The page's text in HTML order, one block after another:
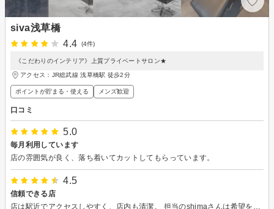
siva浅草橋
4.4
(4件)
《こだわりのインテリア》上質プライベートサロン★
アクセス：JR総武線 浅草橋駅 徒歩2分
ポイントが貯まる・使える メンズ歓迎
口コミ
5.0
毎月利用しています
店の雰囲気が良く、落ち着いてカットしてもらっています。
4.5
信頼できる店